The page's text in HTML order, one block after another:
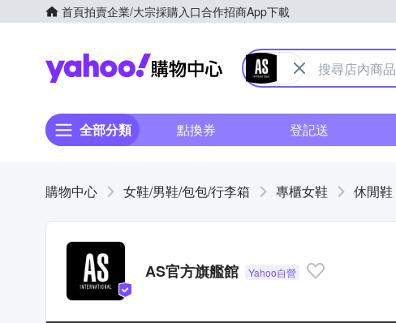
首頁拍賣企業/大宗採購入口合作招商App下載
Yahoo購物中心
全部分類 點換券 登記送
購物中心 女鞋/男鞋/包包/行李箱 專櫃女鞋 休閒鞋
AS官方旗艦館